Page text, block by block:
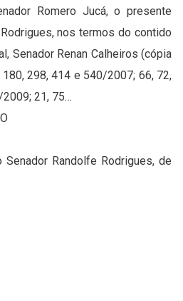
Romero Jucá, o presente
nos termos do contido
Senador Renan Calheiros (cópia
298, 414 e 540/2007; 66, 72,
21, 75…
Randolfe Rodrigues, de